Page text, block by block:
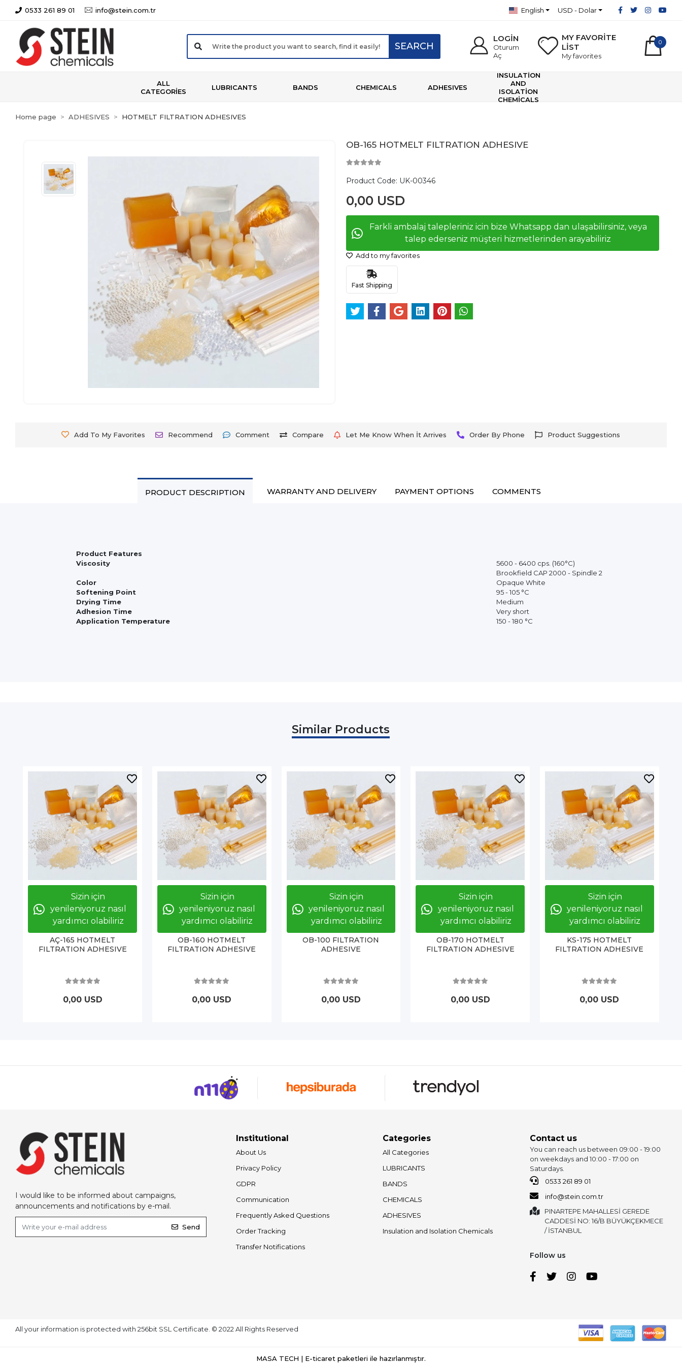
0533 261 89 01 info@stein.com.tr English USD - Dolar
SEARCH
LOGİN
Oturum
Aç
MY FAVORİTE
LİST
My favorites
0
ALL
CATEGORİES
LUBRICANTS BANDS CHEMICALS ADHESIVES
INSULATİON
AND
ISOLATİON
CHEMİCALS
Home page ADHESIVES HOTMELT FILTRATION ADHESIVES
OB-165 HOTMELT FILTRATION ADHESIVE
Product Code: UK-00346
0,00 USD
Farkli ambalaj talepleriniz icin bize Whatsapp dan ulaşabilirsiniz, veya
talep ederseniz müşteri hizmetlerinden arayabiliriz
Add to my favorites
Fast Shipping
Add To My Favorites Recommend Comment Compare Let Me Know When İt Arrives Order By Phone Product Suggestions
PRODUCT DESCRIPTION WARRANTY AND DELIVERY PAYMENT OPTIONS COMMENTS
Product Features
Viscosity
5600 - 6400 cps. (160°C)
Brookfield CAP 2000 - Spindle 2
Color
Opaque White
Softening Point
95 - 105 °C
Drying Time
Medium
Adhesion Time
Very short
Application Temperature
150 - 180 °C
Similar Products
Sizin için
yenileniyoruz nasıl
yardımcı olabiliriz
AÇ-165 HOTMELT
FILTRATION ADHESIVE
0,00 USD
Sizin için
yenileniyoruz nasıl
yardımcı olabiliriz
OB-160 HOTMELT
FILTRATION ADHESIVE
0,00 USD
Sizin için
yenileniyoruz nasıl
yardımcı olabiliriz
OB-100 FILTRATION
ADHESIVE
0,00 USD
Sizin için
yenileniyoruz nasıl
yardımcı olabiliriz
OB-170 HOTMELT
FILTRATION ADHESIVE
0,00 USD
Sizin için
yenileniyoruz nasıl
yardımcı olabiliriz
KS-175 HOTMELT
FILTRATION ADHESIVE
0,00 USD
I would like to be informed about campaigns,
announcements and notifications by e-mail.
Send
Institutional
About Us
Privacy Policy
GDPR
Communication
Frequently Asked Questions
Order Tracking
Transfer Notifications
Categories
All Categories
LUBRICANTS
BANDS
CHEMICALS
ADHESIVES
Insulation and Isolation Chemicals
Contact us
You can reach us between 09:00 - 19:00
on weekdays and 10:00 - 17:00 on
Saturdays.
0533 261 89 01
info@stein.com.tr
PINARTEPE MAHALLESİ GEREDE
CADDESİ NO: 16/B BÜYÜKÇEKMECE
/ İSTANBUL
Follow us
All your information is protected with 256bit SSL Certificate. © 2022 All Rights Reserved
MASA TECH | E-ticaret paketleri ile hazırlanmıştır.